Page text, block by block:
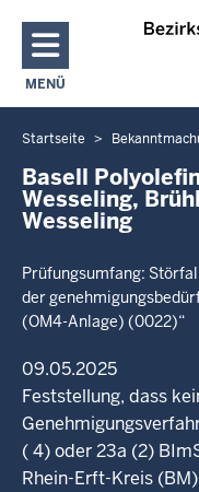
MENÜ
NAVIGATION
Sie
befinden
sich
hier
Startseite
Basell
Wesseling,
Wesseling
Prüfungsumfang:
der
(OM4-Anlage) (0022)“
09.05.2025
Feststellung, dass
( 4) oder 23a (2)
Rhein-Erft-Kreis (BM)